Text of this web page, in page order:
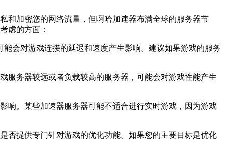
和加密您的网络流量，但啊哈加速器布满全球的服务器节
虑的方面：
会对游戏连接的延迟和速度产生影响。建议如果游戏的服务
服务器较远或者负载较高的服务器，可能会对游戏性能产生
响。某些加速器服务器可能不适合进行实时游戏，因为游戏
否提供专门针对游戏的优化功能。如果您的主要目标是优化